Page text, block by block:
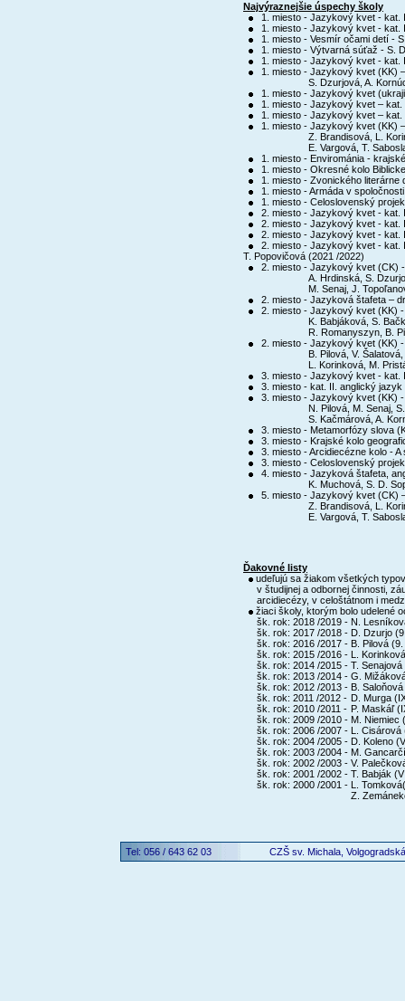
Najvýraznejšie úspechy školy
1. miesto - Jazykový kvet - kat.
1. miesto - Jazykový kvet - kat.
1. miesto - Vesmír očami detí -
1. miesto - Výtvarná súťaž - S.
1. miesto - Jazykový kvet - kat.
1. miesto - Jazykový kvet (KK)
S. Dzurjová, A.
1. miesto - Jazykový kvet
1. miesto - Jazykový kvet – kat.
1. miesto - Jazykový kvet – kat.
1. miesto - Jazykový kvet (KK)
Z. Brandisová, L.
E. Vargová, T.
1. miesto - Envirománia -
1. miesto - Okresné kolo
1. miesto - Zvonického literárne
1. miesto - Armáda v
1. miesto - Celoslovenský
2. miesto - Jazykový kvet - kat.
2. miesto - Jazykový kvet - kat.
2. miesto - Jazykový kvet - kat.
2. miesto - Jazykový kvet - kat.
T. Popovičová (2021 /2022)
2. miesto - Jazykový kvet (CK) -
A. Hrdinská, S.
M. Senaj, J.
2. miesto - Jazyková štafeta –
2. miesto - Jazykový kvet (KK) -
K. Babjáková, S.
R. Romanyszyn, B.
2. miesto - Jazykový kvet (KK) -
B. Pilová, V. Šalatová,
L. Korinková, M.
3. miesto - Jazykový kvet - kat.
3. miesto - kat. II. anglický jazyk
3. miesto - Jazykový kvet (KK) -
N. Pilová, M. Senaj,
S. Kačmárová, A.
3. miesto - Metamorfózy slova
3. miesto - Krajské kolo
3. miesto - Arcidiecézne kolo -
3. miesto - Celoslovenský
4. miesto - Jazyková štafeta,
K. Muchová, S. D.
5. miesto - Jazykový kvet (CK)
Z. Brandisová, L.
E. Vargová, T.
Ďakovné listy
udeľujú sa žiakom všetkých
v študijnej a odbornej činnosti,
arcidiecézy, v celoštátnom i
žiaci školy, ktorým bolo udelené
šk. rok: 2018 /2019 - N.
šk. rok: 2017 /2018 - D. Dzurjo
šk. rok: 2016 /2017 - B. Pilová
šk. rok: 2015 /2016 - L.
šk. rok: 2014 /2015 - T.
šk. rok: 2013 /2014 - G.
šk. rok: 2012 /2013 - B.
šk. rok: 2011 /2012 - D. Murga
šk. rok: 2010 /2011 - P. Maskáľ
šk. rok: 2009 /2010 - M. Niemiec
šk. rok: 2006 /2007 - L. Cisárová
šk. rok: 2004 /2005 - D. Koleno
šk. rok: 2003 /2004 - M.
šk. rok: 2002 /2003 - V.
šk. rok: 2001 /2002 - T. Babják
šk. rok: 2000 /2001 - L.
Z.
Tel: 056 / 643 62 03 CZŠ sv. Michala,